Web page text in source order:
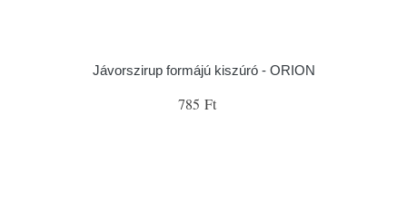
Jávorszirup formájú kiszúró - ORION
785 Ft